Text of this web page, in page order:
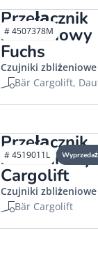
Przełącznik
zbliżeniowy
Fuchs
Czujniki zbliżeniowe
Bär Cargolift,
# 4507378M
Przełącznik
zbliżeniowy
Cargolift
Czujniki zbliżeniowe
Bär Cargolift
# 4519011L